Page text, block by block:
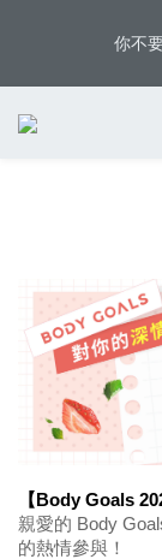
你不
你不
八
4
3
2
你不
【Body Goals
親愛的 Body
的熱情參與！